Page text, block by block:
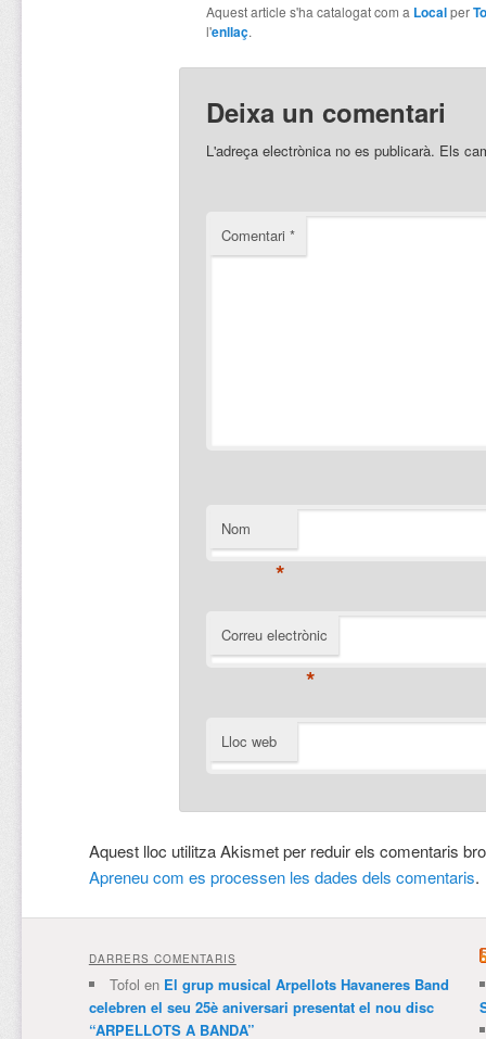
Aquest article s'ha catalogat com a Localper
l'enllaç.
Deixa un comentari
L'adreça electrònica no es publicarà. Els
Comentari *
Nom
*
Correu electrònic
*
Lloc web
Aquest lloc utilitza Akismet per reduir els comentaris
Apreneu com es processen les dades dels comentaris.
DARRERS COMENTARIS
Tofol en El grup musical Arpellots Havaneres Band
celebren el seu 25è aniversari presentat el nou disc
“ARPELLOTS A BANDA”